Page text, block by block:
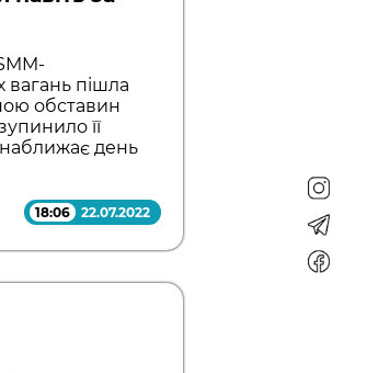
пішла
обставин
її
наближає день
18:06 22.07.2022